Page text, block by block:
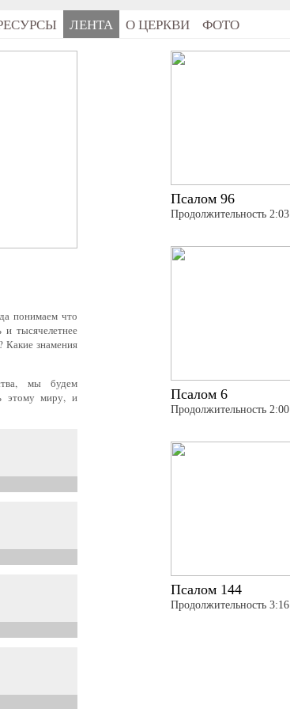
ЛЕНТА О ЦЕРКВИ ФОТО
понимаем что
и тысячелетнее
Какие знамения
мы будем
этому миру, и
Псалом 96
Продолжительность 2:03
Псалом 6
Продолжительность 2:00
Псалом 144
Продолжительность 3:16